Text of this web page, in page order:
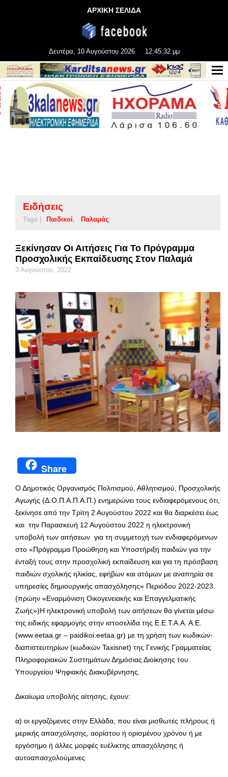
ΑΡΧΙΚΗ ΣΕΛΙΔΑ
Δευτέρα, 10 Αυγούστου 2026 12:45:33 μμ
Ειδήσεις
Tags | Παιδικοί Παλαμάς
Ξεκίνησαν Οι Αιτήσεις Για Το Πρόγραμμα
Προσχολικής Εκπαίδευσης Στον Παλαμά
3 Αυγούστου, 2022
Share
Ο Δημοτικός Οργανισμός Πολιτισμού, Αθλητισμού, Προσχολικής
Αγωγής (Δ.Ο.Π.Α.Π.Α.Π.) ενημερώνει τους ενδιαφερόμενους ότι,
ξεκίνησε από την Τρίτη 2 Αυγούστου 2022 και θα διαρκέσει έως
και την Παρασκευή 12 Αυγούστου 2022 η ηλεκτρονική
υποβολή των αιτήσεων για τη συμμετοχή των ενδιαφερόμενων
στο «Πρόγραμμα Προώθηση και Υποστήριξη παιδιών για την
ένταξή τους στην προσχολική εκπαίδευση και για τη πρόσβαση
παιδιών σχολικής ηλικίας, εφήβων και ατόμων µε αναπηρία σε
υπηρεσίες δημιουργικής απασχόλησης» Περιόδου 2022-2023.
(πρώην «Εναρμόνιση Οικογενειακής και Επαγγελματικής
Ζωής»)Η ηλεκτρονική υποβολή των αιτήσεων θα γίνεται µέσω
της ειδικής εφαρμογής στην ιστοσελίδα της Ε.Ε.Τ.Α.Α. Α.Ε.
(www.eetaa.gr – paidikoi.eetaa.gr) µε τη χρήση των κωδικών-
διαπιστευτηρίων (κωδικών Taxisnet) της Γενικής Γραμματείας
Πληροφοριακών Συστημάτων Δημόσιας Διοίκησης του
Υπουργείου Ψηφιακής ∆ιακυβέρνησης.
Δικαίωμα υποβολής αίτησης, έχουν:
α) οι εργαζόμενες στην Ελλάδα, που είναι μισθωτές πλήρους ή
μερικής απασχόλησης, αορίστου ή ορισμένου χρόνου ή με
εργόσημο ή άλλες μορφές ευέλικτης απασχόλησης ή
αυτοαπασχολούμενες